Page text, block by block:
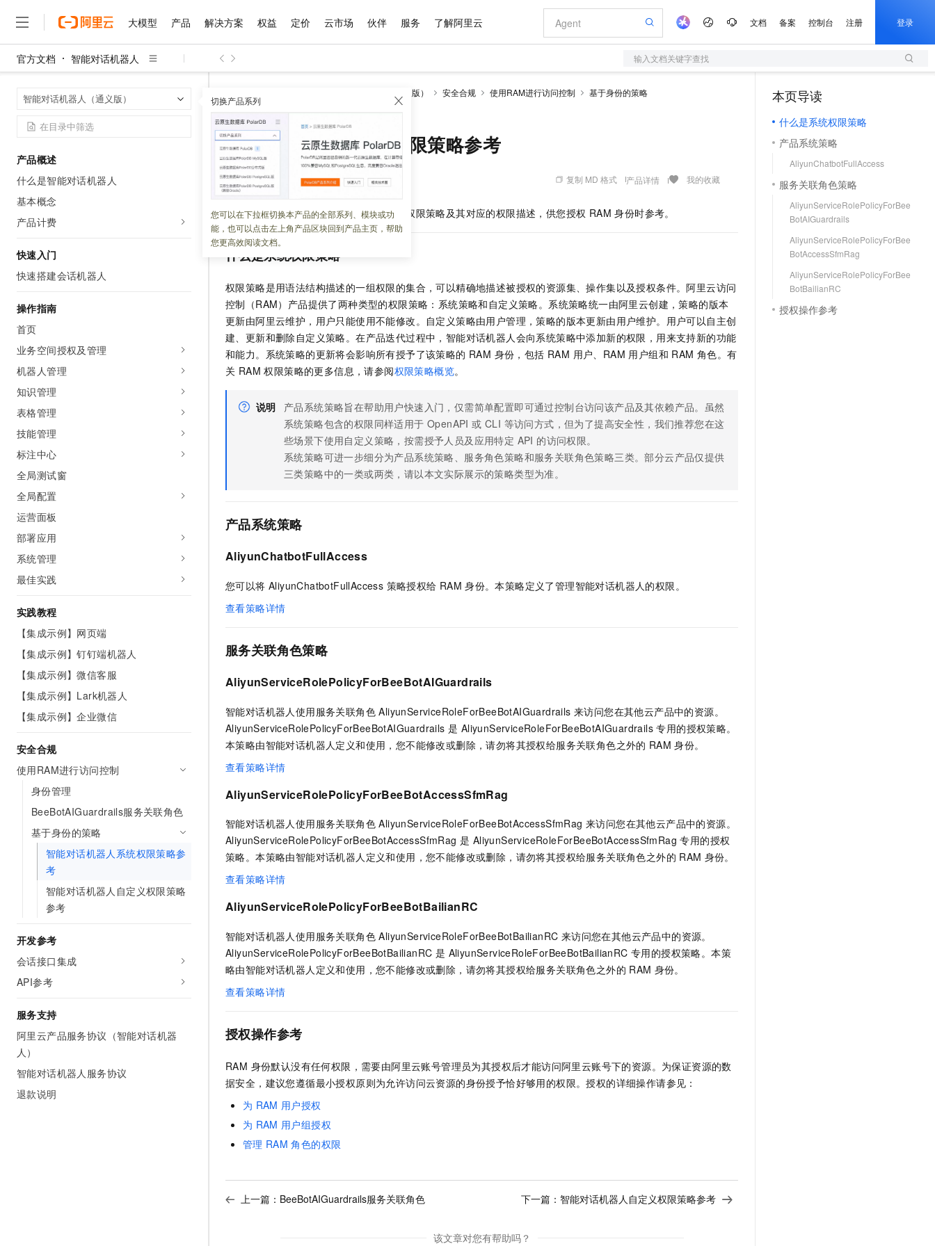
大模型 产品 解决方案 权益 定价 云市场 伙伴 服务 了解阿里云 文档 备案 控制台 注册 登录
官方文档 智能对话机器人 输入文档关键字查找
智能对话机器人（通义版） 切换产品系列
您可以在下拉框切换本产品的全部系列、模块或功
能，也可以点击左上角产品区块回到产品主页，帮助
您更高效阅读文档。
产品概述
什么是智能对话机器人
基本概念
产品计费
快速入门
快速搭建会话机器人
操作指南
首页
业务空间授权及管理
机器人管理
知识管理
表格管理
技能管理
标注中心
全局测试窗
全局配置
运营面板
部署应用
系统管理
最佳实践
实践教程
【集成示例】网页端
【集成示例】钉钉端机器人
【集成示例】微信客服
【集成示例】Lark机器人
【集成示例】企业微信
安全合规
使用RAM进行访问控制
身份管理
BeeBotAIGuardrails服务关联角色
基于身份的策略
智能对话机器人系统权限策略参
考
智能对话机器人自定义权限策略
参考
开发参考
会话接口集成
API参考
服务支持
阿里云产品服务协议（智能对话机器
人）
智能对话机器人服务协议
退款说明
智能对话机器人（通义版） 安全合规 使用RAM进行访问控制
基于身份的策略
智能对话机器人系统权限策略参考
智能对话机器人系统权限策略参考
更新时间：2026-05-13 02:15:30 复制 MD 格式 产品详情 我的收藏
本文描述智能对话机器人支持的所有系统权限策略及其对应的权限描述，供您授权 RAM 身份时参考。
什么是系统权限策略
权限策略是用语法结构描述的一组权限的集合，可以精确地描述被授权的资源集、操作集以及授权条件。阿里云访问
控制（RAM）产品提供了两种类型的权限策略：系统策略和自定义策略。系统策略统一由阿里云创建，策略的版本
更新由阿里云维护，用户只能使用不能修改。自定义策略由用户管理，策略的版本更新由用户维护。用户可以自主创
建、更新和删除自定义策略。在产品迭代过程中，智能对话机器人会向系统策略中添加新的权限，用来支持新的功能
和能力。系统策略的更新将会影响所有授予了该策略的 RAM 身份，包括 RAM 用户、RAM 用户组和 RAM 角色。有
关 RAM 权限策略的更多信息，请参阅权限策略概览。
说明
产品系统策略旨在帮助用户快速入门，仅需简单配置即可通过控制台访问该产品及其依赖产品。虽然
系统策略包含的权限同样适用于 OpenAPI 或 CLI 等访问方式，但为了提高安全性，我们推荐您在这
些场景下使用自定义策略，按需授予人员及应用特定 API 的访问权限。
系统策略可进一步细分为产品系统策略、服务角色策略和服务关联角色策略三类。部分云产品仅提供
三类策略中的一类或两类，请以本文实际展示的策略类型为准。
产品系统策略
AliyunChatbotFullAccess
您可以将 AliyunChatbotFullAccess 策略授权给 RAM 身份。本策略定义了管理智能对话机器人的权限。
查看策略详情
服务关联角色策略
AliyunServiceRolePolicyForBeeBotAIGuardrails
智能对话机器人使用服务关联角色 AliyunServiceRoleForBeeBotAIGuardrails 来访问您在其他云产品中的资源。
AliyunServiceRolePolicyForBeeBotAIGuardrails 是 AliyunServiceRoleForBeeBotAIGuardrails 专用的授权策略。
本策略由智能对话机器人定义和使用，您不能修改或删除，请勿将其授权给服务关联角色之外的 RAM 身份。
查看策略详情
AliyunServiceRolePolicyForBeeBotAccessSfmRag
智能对话机器人使用服务关联角色 AliyunServiceRoleForBeeBotAccessSfmRag 来访问您在其他云产品中的资源。
AliyunServiceRolePolicyForBeeBotAccessSfmRag 是 AliyunServiceRoleForBeeBotAccessSfmRag 专用的授权
策略。本策略由智能对话机器人定义和使用，您不能修改或删除，请勿将其授权给服务关联角色之外的 RAM 身份。
查看策略详情
AliyunServiceRolePolicyForBeeBotBailianRC
智能对话机器人使用服务关联角色 AliyunServiceRoleForBeeBotBailianRC 来访问您在其他云产品中的资源。
AliyunServiceRolePolicyForBeeBotBailianRC 是 AliyunServiceRoleForBeeBotBailianRC 专用的授权策略。本策
略由智能对话机器人定义和使用，您不能修改或删除，请勿将其授权给服务关联角色之外的 RAM 身份。
查看策略详情
授权操作参考
RAM 身份默认没有任何权限，需要由阿里云账号管理员为其授权后才能访问阿里云账号下的资源。为保证资源的数
据安全，建议您遵循最小授权原则为允许访问云资源的身份授予恰好够用的权限。授权的详细操作请参见：
为 RAM 用户授权
为 RAM 用户组授权
管理 RAM 角色的权限
上一篇： BeeBotAIGuardrails服务关联角色 下一篇： 智能对话机器人自定义权限策略参考
该文章对您有帮助吗？
本页导读
什么是系统权限策略
产品系统策略
AliyunChatbotFullAccess
服务关联角色策略
AliyunServiceRolePolicyForBee
BotAIGuardrails
AliyunServiceRolePolicyForBee
BotAccessSfmRag
AliyunServiceRolePolicyForBee
BotBailianRC
授权操作参考
大模型
大模型服务平台百炼
大模型
文本生成
Qwen3.8-Max HOT
智能体时代全能旗舰模型
Qwen3.7-Plus
Qwen3-VL-Plus
视觉 Coding、空间感知、多模态思考等全面升级
Kimi-K3 NEW
Kimi 最新旗舰模型，长程编程与推理利器
GLM-5.2
1M上下文，专为长程任务能力而生
图片和视频生成
HappyHorse-1.1-T2V
Wan2.7-T2V
文戏情感细腻自然，动作戏激烈拳拳到肉，实现更强表演能力
语音识别与合成
Qwen3-TTS-Flash
Cosyvoice-V3-Flash
高表现力语音合成大模型，语音克隆听感自然
大模型服务
千问AI平台-Token Plan NEW
千问AI平台-模型体验
在线体验全尺寸、多种模态的模型效果
Happy 系列大模型
AI 应用构建
大模型服务平台百炼-应用模版
丰富多元化的应用模版和解决方案
大模型服务平台百炼-智能体
灵活可视化地构建企业级 Agent
Qoder HOT
面向真实软件的智能体编程平台
万有无界
企业级人与Agent协作平台，接入和调度多个数字员工
大模型解决方案
快速部署 Dify，高效搭建 AI 应用 10分钟微调：让0.6B模型媲美235B模型 多模态数据信息提取
产品
精选产品
人工智能与机器学习
存储
安全
中间件
数据库
大数据计算
媒体服务
企业服务与云通信
域名与网站
终端用户计算
Serverless
开发工具
迁移与运维管理
专有云
精选产品
大模型服务平台百炼
大模型服务与应用平台
千问大模型
多元化、高性能、安全可靠的大模型服务
无影云电脑
随时随地安全接入的云上超级电脑
云解析DNS
面向分析的企业级SaaS模式云数据仓库
域名与网站
对象存储 OSS
一站式AI开发、训练和推理服务
Qoder CN
提供一站式管理容器应用的 K8s 服务
面向真实软件的智能体编程平台
云原生的云上边界网络安全防护产品
轻量应用服务器
数字证书管理服务（原SSL证书）
实现全站HTTPS，呈现可信的WEB访问
短信服务
国内短信简单易用，安全可靠，秒级触达，全球覆盖200+国家和地区。
大数据开发治理平台 DataWorks
解决方案
精选解决方案
AI
现代化应用
网络
可观测
上云与迁云
企业出海
政企业务
精选解决方案
千问办公，解锁你的工作新方式
企业级Agent产品，直接交付可用成果
Agency Agents：拥有专属领域专家
多领域专家智能体,一键组建 AI 虚拟交付团队
HappyHorse 打造一站式影视创作平台
快速拥有专属 OpenClaw
睿译宝，AI翻译排版一步到位
GLM-5.2：长任务时代开源旗舰模型
自主进化，持久记忆，越用越聪明
Claude Code + GStack 打造工程团队
一句话生成原生可编辑精美 PPT 文稿
输入一句话想法, 轻松生成专业的 PPT
一键部署幻兽帕鲁游戏服务器
一键购买专属联机服务器，轻松开启游戏
漫剧工坊：一站式动画创作平台
快速生产连贯的高质量长漫剧
10 分钟搭建微信、支付宝小程序
高效部署网站，快速应用到小程序
权益 普惠上云
普惠上云 官方力荐
云服务器38元/年起，超值低价云产品抢先购
官方推荐返现计划
推荐新用户得奖励，单订单最高返9万
云工开物
高校专属算力普惠，学生认证享300元代金券
免费试用
最高领取价值200元试用点，立即开启云上创新
AI 产品 免费试用
1亿+ 大模型 tokens 和 30+ 款产品免费体验
140+云产品 免费试用
大模型ACA认证体验
助力企业全员 AI 认知与能力提升
AI 特惠
智启 AI 普惠权益
阿里云 OPC 创新助力计划
至高百万元 Token 补贴，加速一人公司成长
Qwen3.8-Max 首发尝鲜，限时加量 10 倍，夜间低至2折
千问办公，限时限量积分加倍
送.CN域名，送备案服务码
Night Plan 支持 Qwen 3.8-Max NEW
夜间 5 折，Qwen/Meoo/TokenPlan 客户专享
AI 场景体验
图文、视频一站生成，高效打造优质广告素材
AI助力短剧漫剧创作，剧本、分镜、视频高效生成
AI 办公
AI智能应用，一键激活高效办公新体验
AI 活动
AI 生产力先锋
先锋实践拓展 AI 生产力的边界
飞天发布时刻
所见，即是所愿
AI 实训营
从基础到进阶，Agent 创客手把手教你
上云场景组合购
覆盖90%+业务场景，专享组合折扣价
定价 产品定价
了解云产品的定价详情
云上成本管理
管理和优化成本
价格计算器
自助选配和估算价格
价格优势
推动算力普惠，释放技术红利
配置报价器
阿里云 OPC 创新助力计划
Token 补贴，五大权
益加速 OPC 成功
云市场 精选商城
网站建设
多端小程序
Salesforce 国际版订阅
友盟天域
观测云
Tuya 物联网平台阿里云版
蓝凌 OA
电子合同
畅捷通
Tableau 订阅
AI空中课堂在线直播课堂（旗舰版）
开发者生态解决方案
AI 开发和 AI 应用解决方案
数据与 API
数据集
手机三要素
身份实名认证
短信
OCR 文字识别
发票查验
快递物流查询
企业应用
ERP
CRM
OA 办公系统
财税管理
400电话
广告营销
基础软件
Docker
JAVA
WordPress
Ubuntu
Red Hat
SUSE
模板建站
定制建站
专业服务
公司注册
伙伴 成为销售伙伴
分销伙伴
咨询伙伴
销售伙伴合作计划
Salesforce On Alibaba Cloud
Consulting Partner 合作计划
AI 大模型销售与服务生态合作计划
成为产品伙伴
产品生态集成认证中心
产品生态伙伴工作台
产品伙伴合作计划
数据库合作计划
云网络合作计划
成为服务伙伴
服务生态伙伴
服务伙伴合作计划
Al MaaS 服务伙伴赋能合作
伙伴信用分合作计划
更多支持
合作伙伴培训与认证
查询合作伙伴
登录合作伙伴管理后台
服务 售前咨询
在线服务
售后服务
自助服务
工单服务
短信专区
企业增值服务
企业支持计划
企业增值服务台
服务实践
阿里云认证 开发者社区
镜像站
了解阿里云 为什么选择阿里云
什么是云计算
技术领先
稳定可靠
安全合规
分析师报告
研究报告与白皮书
AI 算法大赛
云开发大赛
入门学习赛
最佳实践
云上春晚
云栖战略参考
云上的中国
看见新力量
金融模力时刻
市场活动
活动全景
魔搭 ModelScope
高校合作
云工开物
科研合作
加入我们